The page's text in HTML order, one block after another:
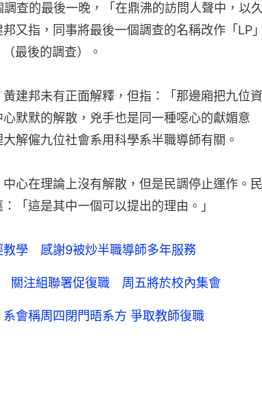
調查的最後一晚，「在鼎沸的訪問人聲中，以
又指，同事將最後一個調查的名稱改作「LP
最後的調查）。
建邦未有正面解釋，但指：「那邊廂把九位
默默的解散，兇手也是同一種噁心的獻媚意
解僱九位社會系用科學系半職導師有關。
心在理論上沒有解散，但是民調停止運作。
「這是其中一個可以提出的理由。」
教學 感謝9被炒半職導師多年服務
關注組聯署促復職 周五將於校內集會
會稱周四閉門晤系方 爭取教師復職